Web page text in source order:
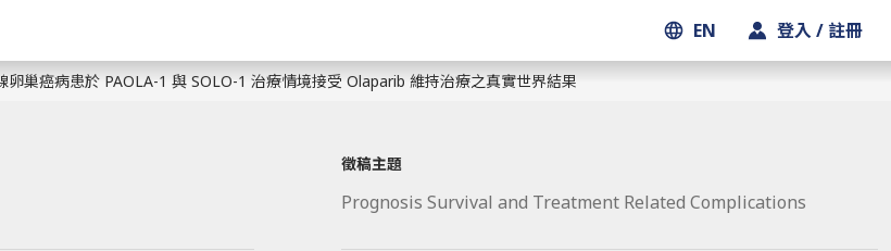
EN 登入 / 註冊
卵巢癌病患於 PAOLA-1 與 SOLO-1 治療情境接受 Olaparib 維持治療之真實世界結果
徵稿主題
Prognosis Survival and Treatment Related Complications